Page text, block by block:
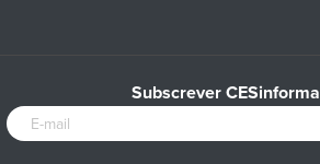
Subscrever CESinforma